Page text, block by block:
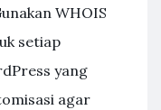
WHOIS
setiap
yang
agar